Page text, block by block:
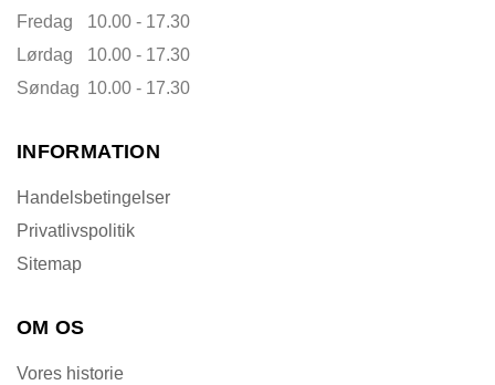
Fredag
10.00 - 17.30
Lørdag
10.00 - 17.30
Søndag 10.00 - 17.30
INFORMATION
Handelsbetingelser
Privatlivspolitik
Sitemap
OM OS
Vores historie